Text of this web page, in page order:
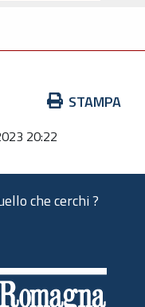
STAMPA
20:22
che cerchi ?